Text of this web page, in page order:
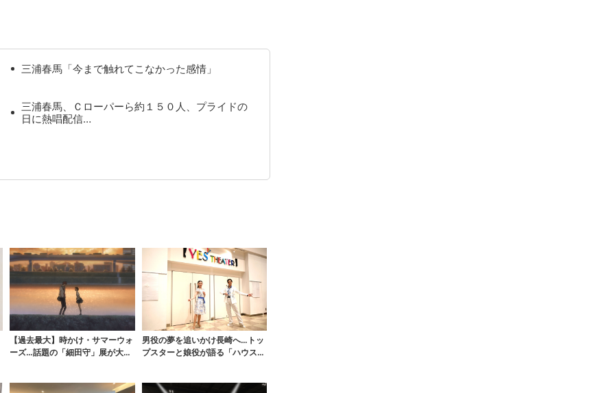
三浦春馬「今まで触れてこなかった感情」
三浦春馬、Ｃローパーら約１５０人、プライドの
日に熱唱配信…
【過去最大】時かけ・サマーウォ
ーズ…話題の「細田守」展が大阪
男役の夢を追いかけ長崎へ…トッ
プスターと娘役が語る「ハウステ